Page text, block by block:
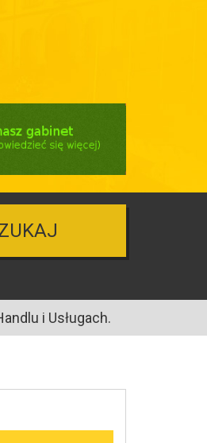
i Usługach.